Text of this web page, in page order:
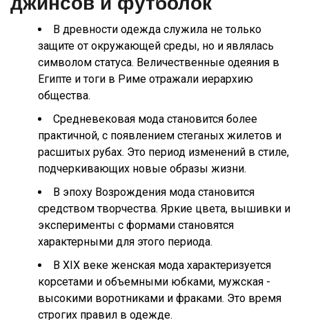
В древности одежда служила не только
защите от окружающей среды, но и являлась
символом статуса. Величественные одеяния в
Египте и тоги в Риме отражали иерархию
общества.
Средневековая мода становится более
практичной, с появлением стеганых жилетов и
расшитых рубах. Это период изменений в стиле,
подчеркивающих новые образы жизни.
В эпоху Возрождения мода становится
средством творчества. Яркие цвета, вышивки и
эксперименты с формами становятся
характерными для этого периода.
В XIX веке женская мода характеризуется
корсетами и объемными юбками, мужская -
высокими воротниками и фраками. Это время
строгих правил в одежде.